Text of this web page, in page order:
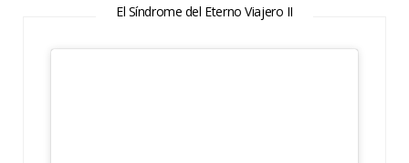
El Síndrome del Eterno Viajero II